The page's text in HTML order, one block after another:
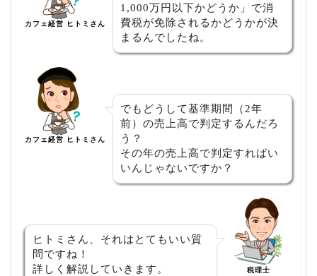
カフェ経営 ヒトミさん
1,000万円以下かどうか」で消
費税が免除されるかどうかが決
まるんでしたね。
カフェ経営 ヒトミさん
でもどうして基準期間（2年
前）の売上高で判定するんだろ
う？
その年の売上高で判定すればい
いんじゃないですか？
ヒトミさん、それはとてもいい質
問ですね！
詳しく解説していきます。
税理士